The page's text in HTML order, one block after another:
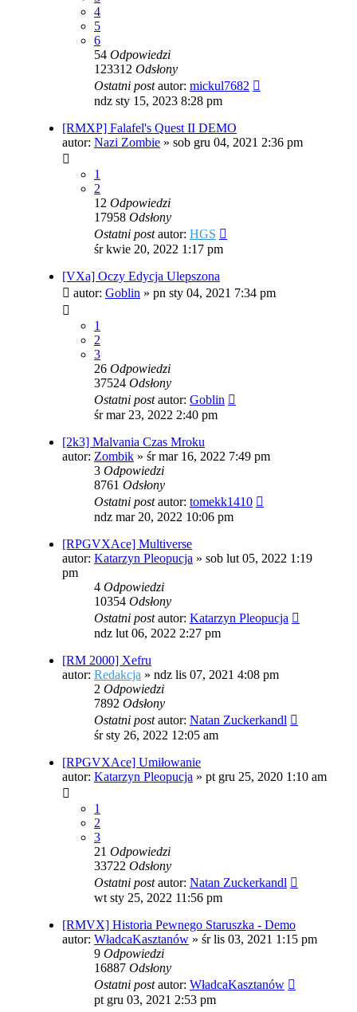
4
5
6
54 Odpowiedzi
123312 Odsłony
Ostatni postautor: mickul7682
ndz sty 15, 2023 8:28 pm
[RMXP] Falafel's Quest II DEMO
autor: Nazi Zombie » sob gru 04, 2021 2:36 pm
1
2
12 Odpowiedzi
17958 Odsłony
Ostatni postautor: HGS
śr kwie 20, 2022 1:17 pm
[VXa] Oczy Edycja Ulepszona
autor: Goblin » pn sty 04, 2021 7:34 pm
1
2
3
26 Odpowiedzi
37524 Odsłony
Ostatni postautor: Goblin
śr mar 23, 2022 2:40 pm
[2k3] Malvania Czas Mroku
autor: Zombik » śr mar 16, 2022 7:49 pm
3 Odpowiedzi
8761 Odsłony
Ostatni postautor: tomekk1410
ndz mar 20, 2022 10:06 pm
[RPGVXAce] Multiverse
autor: Katarzyn Pleopucja » sob lut 05, 2022 1:19
pm
4 Odpowiedzi
10354 Odsłony
Ostatni postautor: Katarzyn Pleopucja
ndz lut 06, 2022 2:27 pm
[RM 2000] Xefru
autor: Redakcja » ndz lis 07, 2021 4:08 pm
2 Odpowiedzi
7892 Odsłony
Ostatni postautor: Natan Zuckerkandl
śr sty 26, 2022 12:05 am
[RPGVXAce] Umiłowanie
autor: Katarzyn Pleopucja » pt gru 25, 2020 1:10 am
1
2
3
21 Odpowiedzi
33722 Odsłony
Ostatni postautor: Natan Zuckerkandl
wt sty 25, 2022 11:56 pm
[RMVX] Historia Pewnego Staruszka - Demo
autor: WładcaKasztanów » śr lis 03, 2021 1:15 pm
9 Odpowiedzi
16887 Odsłony
Ostatni postautor: WładcaKasztanów
pt gru 03, 2021 2:53 pm